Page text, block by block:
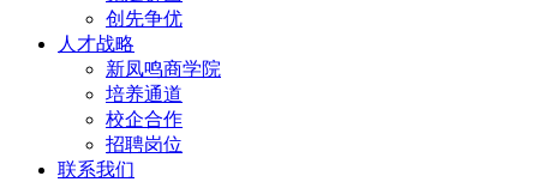
创先争优
人才战略
新凤鸣商学院
培养通道
校企合作
招聘岗位
联系我们